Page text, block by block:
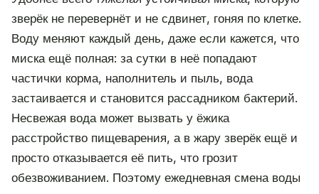
зверёк не перевернёт и не сдвинет, гоняя по клетке.
Воду меняют каждый день, даже если кажется, что
миска ещё полная: за сутки в неё попадают
частички корма, наполнитель и пыль, вода
застаивается и становится рассадником бактерий.
Несвежая вода может вызвать у ёжика
расстройство пищеварения, а в жару зверёк ещё и
просто отказывается её пить, что грозит
обезвоживанием. Поэтому ежедневная смена воды